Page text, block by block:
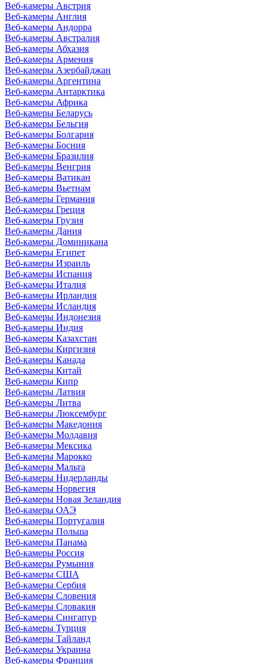
Веб-камеры Австрия
Веб-камеры Англия
Веб-камеры Андорра
Веб-камеры Австралия
Веб-камеры Абхазия
Веб-камеры Армения
Веб-камеры Азербайджан
Веб-камеры Аргентина
Веб-камеры Антарктика
Веб-камеры Африка
Веб-камеры Беларусь
Веб-камеры Бельгия
Веб-камеры Болгария
Веб-камеры Босния
Веб-камеры Бразилия
Веб-камеры Венгрия
Веб-камеры Ватикан
Веб-камеры Вьетнам
Веб-камеры Германия
Веб-камеры Греция
Веб-камеры Грузия
Веб-камеры Дания
Веб-камеры Доминикана
Веб-камеры Египет
Веб-камеры Израиль
Веб-камеры Испания
Веб-камеры Италия
Веб-камеры Ирландия
Веб-камеры Исландия
Веб-камеры Индонезия
Веб-камеры Индия
Веб-камеры Казахстан
Веб-камеры Киргизия
Веб-камеры Канада
Веб-камеры Китай
Веб-камеры Кипр
Веб-камеры Латвия
Веб-камеры Литва
Веб-камеры Люксембург
Веб-камеры Македония
Веб-камеры Молдавия
Веб-камеры Мексика
Веб-камеры Марокко
Веб-камеры Мальта
Веб-камеры Нидерланды
Веб-камеры Норвегия
Веб-камеры Новая Зеландия
Веб-камеры ОАЭ
Веб-камеры Португалия
Веб-камеры Польша
Веб-камеры Панама
Веб-камеры Россия
Веб-камеры Румыния
Веб-камеры США
Веб-камеры Сербия
Веб-камеры Словения
Веб-камеры Словакия
Веб-камеры Сингапур
Веб-камеры Турция
Веб-камеры Тайланд
Веб-камеры Украина
Веб-камеры Франция